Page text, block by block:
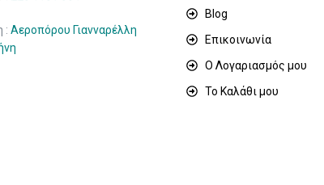
: Αεροπόρου Γιανναρέλλη
Blog
Επικοινωνία
Ο Λογαριασμός μου
Το Καλάθι μου